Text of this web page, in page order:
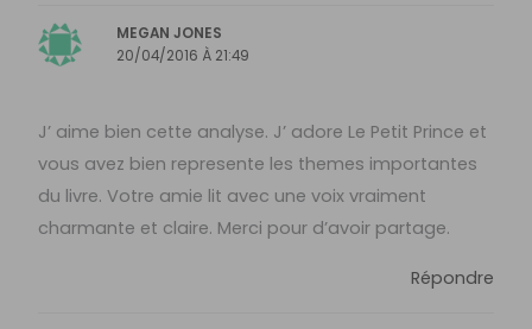
MEGAN JONES
20/04/2016 À 21:49
J’ aime bien cette analyse. J’ adore Le Petit Prince et
vous avez bien represente les themes importantes
du livre. Votre amie lit avec une voix vraiment
charmante et claire. Merci pour d’avoir partage.
Répondre